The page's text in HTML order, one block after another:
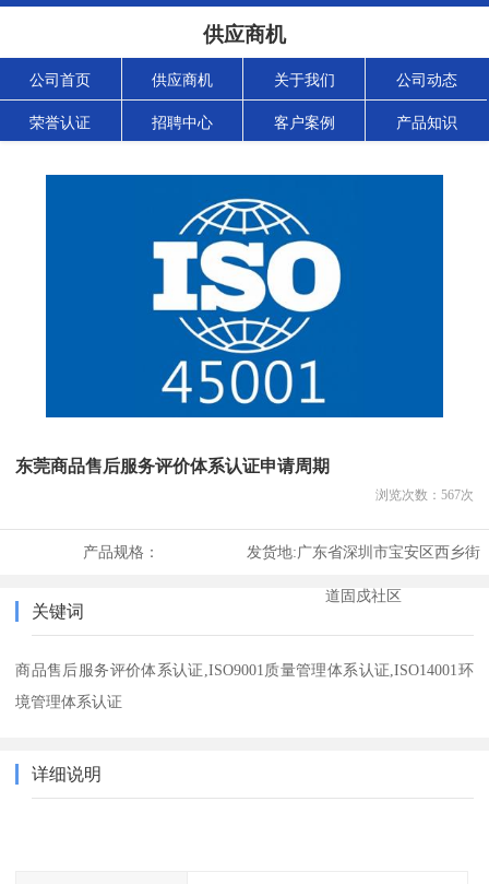
供应商机
公司首页 供应商机 关于我们 公司动态
荣誉认证 招聘中心 客户案例 产品知识
东莞商品售后服务评价体系认证申请周期
浏览次数： 567次
产品规格： 发货地:广东省深圳市宝安区西乡街
道固戍社区
关键词
商品售后服务评价体系认证,ISO9001质量管理体系认证,ISO14001环
境管理体系认证
详细说明